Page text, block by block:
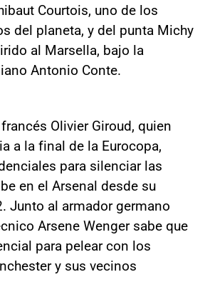
Courtois, uno de los
del planeta, y del punta Michy
al Marsella, bajo la
Antonio Conte.
Olivier Giroud, quien
a la final de la Eurocopa,
para silenciar las
en el Arsenal desde su
Junto al armador germano
Arsene Wenger sabe que
para pelear con los
y sus vecinos